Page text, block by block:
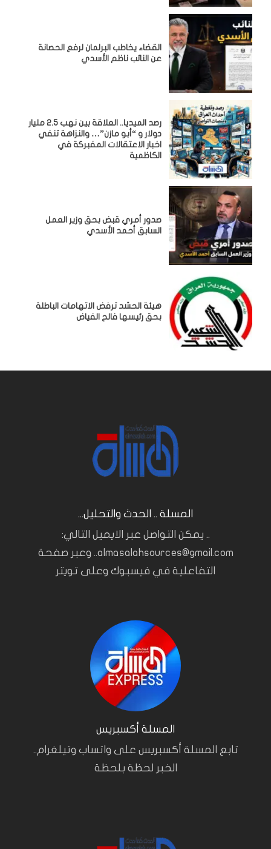
القضاء يخاطب البرلمان لرفع الحصانة
عن النائب ناظم الأسدي
رصد الميديا.. العلاقة بين نهب 2.5 مليار
دولار و “أبو مازن”… والنزاهة تنفي
اخبار الاعتقالات المفبركة في
الكاظمية
صدور أمري قبض بحق وزير العمل
السابق أحمد الأسدي
هيئة الحشد ترفض الاتهامات الباطلة
بحق رئيسها فالح الفياض
المسلة .. الحدث والتحليل...
.. يمكن التواصل عبر الايميل التالي:
almasalahsources@gmail.com.. وعبر صفحة
التفاعلية في فيسبوك وعلى تويتر
المسلة أكسبريس
تابع المسلة أكسبريس على واتساب وتيلغرام..
الخبر لحظة بلحظة